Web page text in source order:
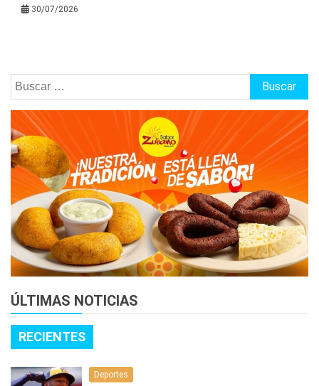
30/07/2026
Buscar:
ÚLTIMAS NOTICIAS
RECIENTES
Deportes